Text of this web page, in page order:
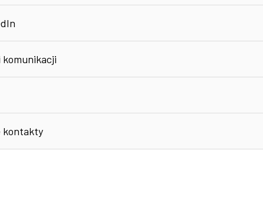
kontakty